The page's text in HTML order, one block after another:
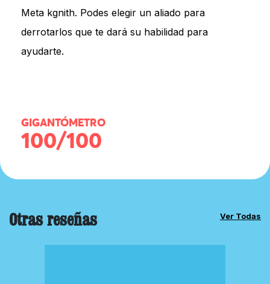
Meta kgnith. Podes elegir un aliado para
derrotarlos que te dará su habilidad para
ayudarte.
GIGANTÓMETRO
100/100
Otras reseñas Ver Todas